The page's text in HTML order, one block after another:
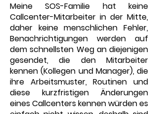
Meine SOS-Familie hat keine
Callcenter-Mitarbeiter in der Mitte,
daher keine menschlichen Fehler,
Benachrichtigungen werden auf
dem schnellsten Weg an diejenigen
gesendet, die den Mitarbeiter
kennen (Kollegen und Manager), die
ihre Arbeitsmuster, Routinen und
diese kurzfristigen Änderungen
eines Callcenters kennen würden es